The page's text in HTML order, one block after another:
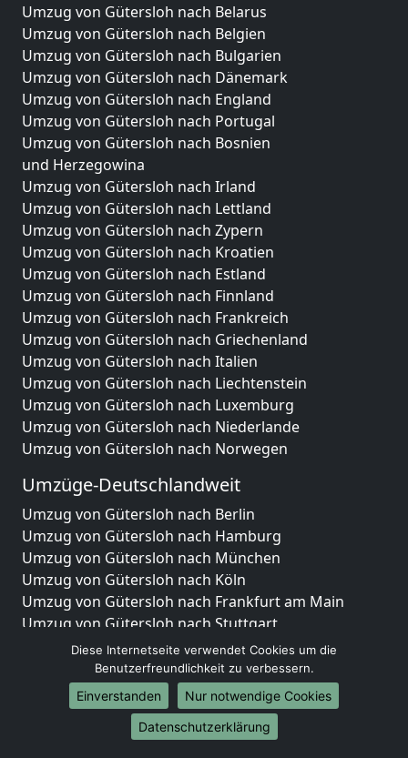
Umzug von Gütersloh nach Belarus
Umzug von Gütersloh nach Belgien
Umzug von Gütersloh nach Bulgarien
Umzug von Gütersloh nach Dänemark
Umzug von Gütersloh nach England
Umzug von Gütersloh nach Portugal
Umzug von Gütersloh nach Bosnien
und Herzegowina
Umzug von Gütersloh nach Irland
Umzug von Gütersloh nach Lettland
Umzug von Gütersloh nach Zypern
Umzug von Gütersloh nach Kroatien
Umzug von Gütersloh nach Estland
Umzug von Gütersloh nach Finnland
Umzug von Gütersloh nach Frankreich
Umzug von Gütersloh nach Griechenland
Umzug von Gütersloh nach Italien
Umzug von Gütersloh nach Liechtenstein
Umzug von Gütersloh nach Luxemburg
Umzug von Gütersloh nach Niederlande
Umzug von Gütersloh nach Norwegen
Umzüge-Deutschlandweit
Umzug von Gütersloh nach Berlin
Umzug von Gütersloh nach Hamburg
Umzug von Gütersloh nach München
Umzug von Gütersloh nach Köln
Umzug von Gütersloh nach Frankfurt am Main
Umzug von Gütersloh nach Stuttgart
Umzug von Gütersloh nach Düsseldorf
Umzug von Gütersloh nach Leipzig
Umzug von Gütersloh nach Dortmund
Umzug von Gütersloh nach Essen
Umzug von Gütersloh nach Bremen
Diese Internetseite verwendet Cookies um die
Benutzerfreundlichkeit zu verbessern.
Einverstanden
Nur notwendige Cookies
Datenschutzerklärung